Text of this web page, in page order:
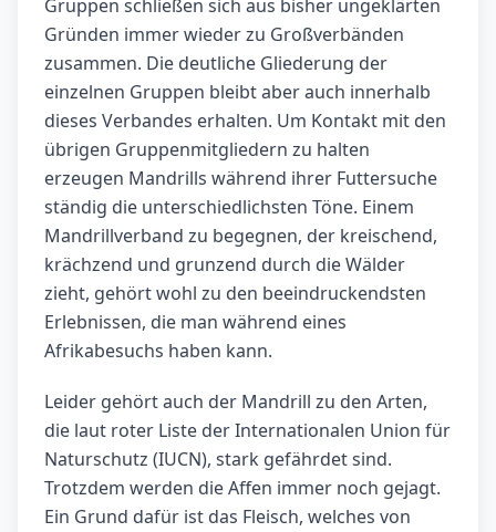
Gruppen schließen sich aus bisher ungeklärten
Gründen immer wieder zu Großverbänden
zusammen. Die deutliche Gliederung der
einzelnen Gruppen bleibt aber auch innerhalb
dieses Verbandes erhalten. Um Kontakt mit den
übrigen Gruppenmitgliedern zu halten
erzeugen Mandrills während ihrer Futtersuche
ständig die unterschiedlichsten Töne. Einem
Mandrillverband zu begegnen, der kreischend,
krächzend und grunzend durch die Wälder
zieht, gehört wohl zu den beeindruckendsten
Erlebnissen, die man während eines
Afrikabesuchs haben kann.
Leider gehört auch der Mandrill zu den Arten,
die laut roter Liste der Internationalen Union für
Naturschutz (IUCN), stark gefährdet sind.
Trotzdem werden die Affen immer noch gejagt.
Ein Grund dafür ist das Fleisch, welches von